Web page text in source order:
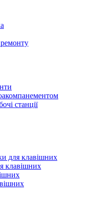
станції
для клавішних
клавішних